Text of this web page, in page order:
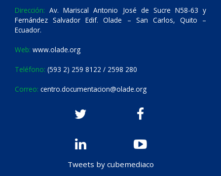
Dirección: Av. Mariscal Antonio José de Sucre N58-63 y
Fernández Salvador Edif. Olade – San Carlos, Quito –
Ecuador.
Web: www.olade.org
Teléfono: (593 2) 259 8122 / 2598 280
Correo: centro.documentacion@olade.org
Tweets by cubemediaco